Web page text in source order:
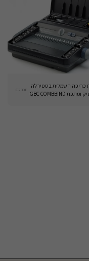
מכונת כריכה חשמלית בספירלה
פלסטיק ומתכת GBC COMBBIND
C230E